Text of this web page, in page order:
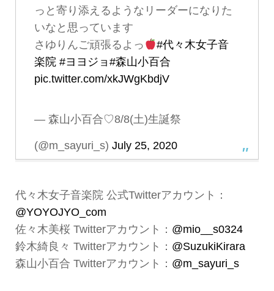
っと寄り添えるようなリーダーになりた
いなと思っています
さゆりんご頑張るよっ
#代々木女子音
楽院 #ヨヨジョ #森山小百合
pic.twitter.com/xkJWgKbdjV
— 森山小百合♡8/8(土)生誕祭
(@m_sayuri_s) July 25, 2020
代々木女子音楽院 公式Twitterアカウント：
@YOYOJYO_com
佐々木美桜 Twitterアカウント： @mio__s0324
鈴木綺良々 Twitterアカウント： @SuzukiKirara
森山小百合 Twitterアカウント： @m_sayuri_s